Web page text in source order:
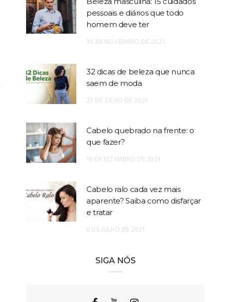
pessoais e diários que todo
homem deve ter
30 DE NOVEMBRO DE 2021
32 dicas de beleza que nunca
saem de moda
27 DE JULHO DE 2021
Cabelo quebrado na frente: o
que fazer?
16 DE SETEMBRO DE 2021
Cabelo ralo cada vez mais
aparente? Saiba como disfarçar
e tratar
6 DE JULHO DE 2021
SIGA NÓS